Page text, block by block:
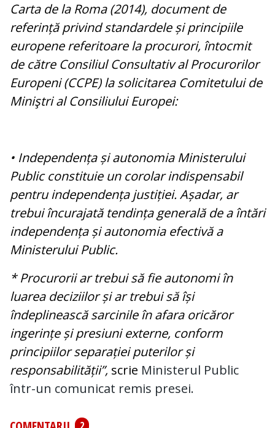
Carta de la Roma (2014), document de
referință privind standardele și principiile
europene referitoare la procurori, întocmit
de către Consiliul Consultativ al Procurorilor
Europeni (CCPE) la solicitarea Comitetului de
Miniştri al Consiliului Europei:
• Independența și autonomia Ministerului
Public constituie un corolar indispensabil
pentru independența justiției. Așadar, ar
trebui încurajată tendința generală de a întări
independența și autonomia efectivă a
Ministerului Public.
* Procurorii ar trebui să fie autonomi în
luarea deciziilor și ar trebui să își
îndeplinească sarcinile în afara oricăror
ingerințe și presiuni externe, conform
principiilor separației puterilor și
responsabilității”, scrie Ministerul Public
într-un comunicat remis presei.